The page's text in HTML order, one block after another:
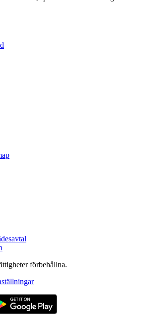
förbehållna.